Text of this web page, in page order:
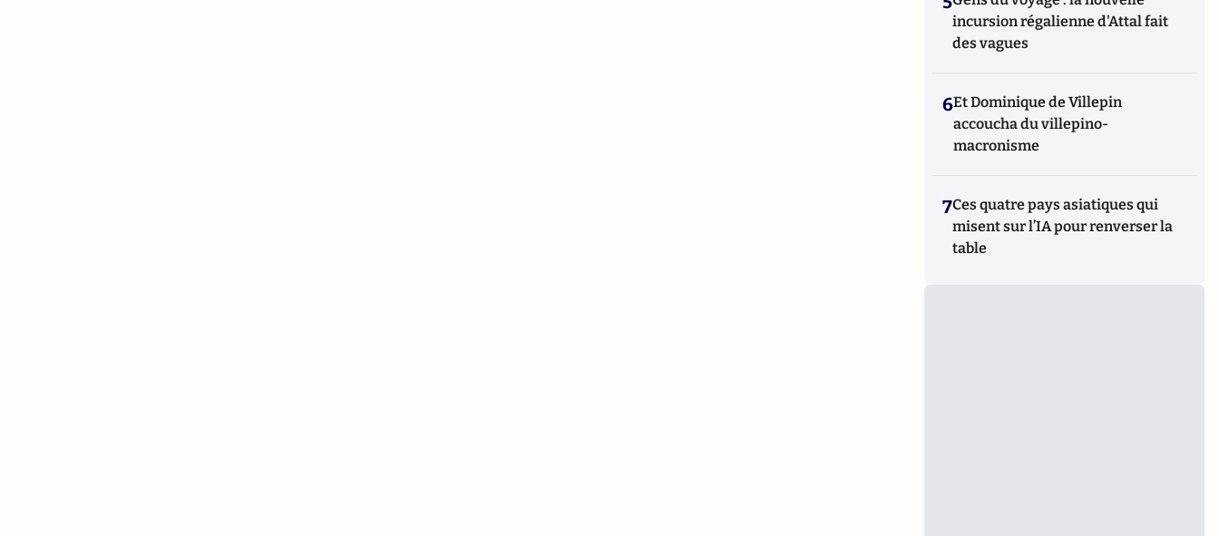
incursion régalienne d'Attal fait
des vagues
6Et Dominique de Villepin
accoucha du villepino-
macronisme
7Ces quatre pays asiatiques qui
misent sur l’IA pour renverser la
table